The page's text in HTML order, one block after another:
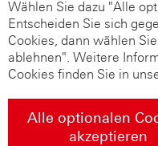
Wählen Sie dazu "Alle
Entscheiden Sie sich
Cookies, dann wählen
ablehnen". Weitere
Cookies finden Sie in
Alle optionalen
akzeptieren